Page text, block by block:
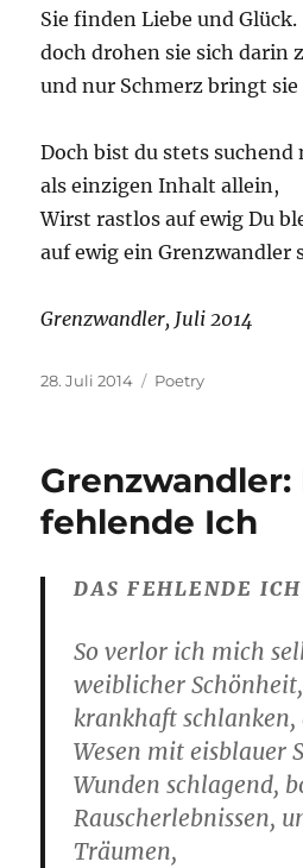
Sie finden Liebe und Glück.
doch drohen sie sich darin
und nur Schmerz bringt sie
Doch bist du stets suchend
als einzigen Inhalt allein,
Wirst rastlos auf ewig Du
auf ewig ein Grenzwandler
Grenzwandler, Juli 2014
Veröffentlicht
28. Juli 2014 Kategorien
Poetry
Grenzwandler:
fehlende Ich
DAS FEHLENDE ICH
So verlor ich mich
weiblicher Schönheit,
krankhaft
Wesen mit eisblauer
Wunden schlagend,
Rauscherlebnissen,
Träumen,